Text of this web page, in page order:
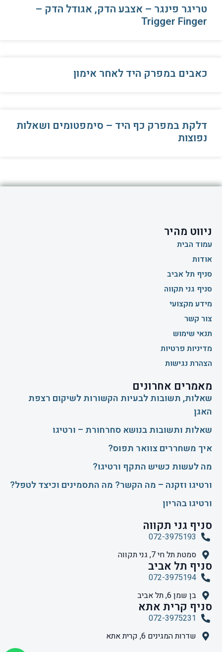
טריגר פינגר – אצבע הדק, אגודל הדק –
Trigger Finger
כאבים במפרק היד לאחר אימון
דלקת במפרק כף היד – סימפטומים ושאלות
נפוצות
ניווט מהיר
עמוד הבית
אודות
סניף תל אביב
סניף גני תקווה
מידע מקצועי
צור קשר
תנאי שימוש
מדיניות פרטיות
הצהרת נגישות
מאמרים אחרונים
שאלות, תשובות לבעיות הקשורות לשיקום רצפת
האגן
שאלות ותשובות בנושא סחרחורת – ורטיגו
איך משחררים צוואר תפוס?
​מה לעשות כשיש התקף ורטיגו?
ורטיגו וזקנה – מה הקשר? מה התסמינים וכיצד לטפל?
ורטיגו בהריון
סניף גני תקווה
072-3975193
סמטת תל חי 7, גני תקווה
סניף תל אביב
072-3975194
בן שמן 6, תל אביב
סניף קרית אתא
072-3975231
שדרות המגינים 6, קרית אתא